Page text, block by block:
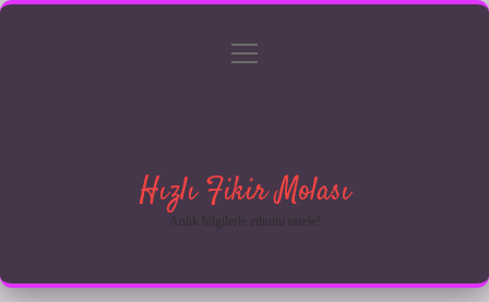
Gizlilik Politikası
menüyü
Hızlı Fikir Molası
Anlık bilgilerle zihnini tazele!